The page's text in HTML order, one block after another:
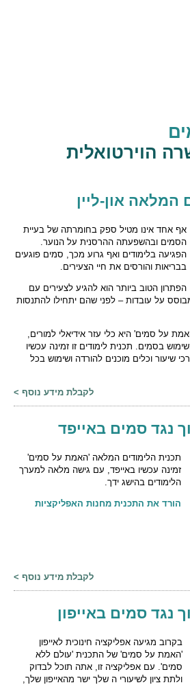
הוירטואלית
המלאה און-ליין
אף אחד אינו מטיל ספק בחומרתה של בעיית
הסמים ובהשפעתה ההרסנית על הנוער.
הפגיעה בלימודים ואף גרוע מכך, סמים פוגעים
בבריאות והורסים את חיי הצעירים.
הפתרון הטוב ביותר הוא להגיע לצעירים עם
על עובדות – לפני שהם יתחילו להתנסות
על סמים' היא כלי עזר אידיאלי למורים,
בסמים. תכנית לימודים זו זמינה עכשיו
שיעור וכלים מוכנים להורדה ושימוש בכל
לקבלת מידע נוסף >
נגד סמים באייפד
תכנית הלימודים המלאה 'האמת על סמים'
זמינה עכשיו באייפד, עם גישה מלאה למערך
הלימודים בהישג ידך.
הורד את התכנית מחנות האפליקציות
לקבלת מידע נוסף >
נגד סמים באייפון
בקרוב מגיעה אפליקציה חינוכית לאייפון
'האמת על סמים' של התכנית 'עולם ללא
סמים'. עם אפליקציה זו, אתה תוכל לבדוק
ולתת ציון לשיעורי ה שלך ישר מהאייפון שלך,